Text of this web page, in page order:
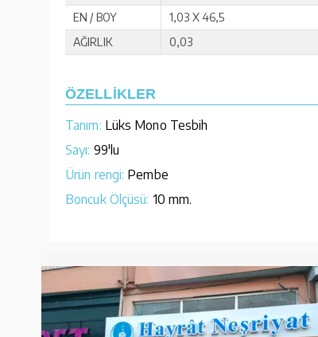
EN / BOY
1,03 X 46,5
AĞIRLIK
0,03
ÖZELLİKLER
Tanım: Lüks Mono Tesbih
Sayı: 99'lu
Ürün rengi: Pembe
Boncuk Ölçüsü: 10 mm.